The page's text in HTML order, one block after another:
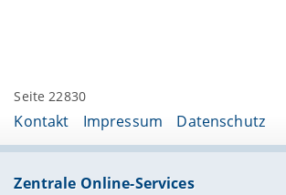
Seite 22830
Kontakt Impressum Datenschutz
Zentrale Online-Services